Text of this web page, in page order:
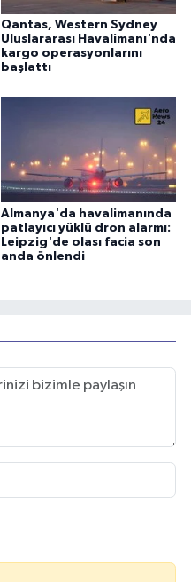
Qantas, Western Sydney
Uluslararası Havalimanı'nda
kargo operasyonlarını
başlattı
Almanya'da havalimanında
patlayıcı yüklü dron alarmı:
Leipzig'de olası facia son
anda önlendi